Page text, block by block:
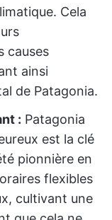
Cela
causes
ainsi
de Patagonia.
: Patagonia
est la clé
pionnière en
flexibles
cultivant une